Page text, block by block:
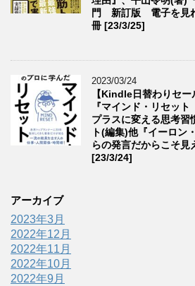
門 新訂版 電子を見
冊 [23/3/25]
2023/03/24
【Kindle日替わりセ
『マインド・リセッ
プラスに変える思考習
ト(編集)他『イーロ
らの発言だからこそ見
[23/3/24]
アーカイブ
2023年3月
2022年12月
2022年11月
2022年10月
2022年9月